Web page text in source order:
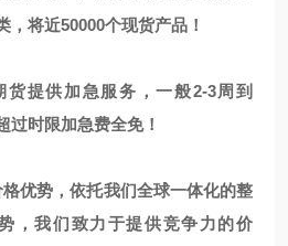
，将近50000个现货产品！
货提供加急服务，一般2-3周到
过时限加急费全免！
格优势，依托我们全球一体化的整
，我们致力于提供竞争力的价